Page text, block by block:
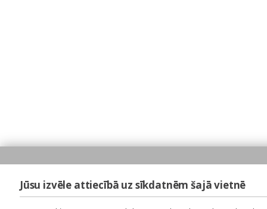
Jūsu izvēle attiecībā uz sīkdatnēm šajā vietnē